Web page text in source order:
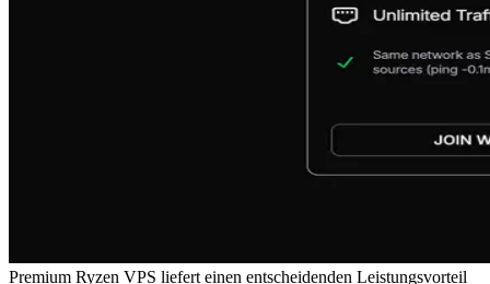
Premium Ryzen VPS liefert einen entscheidenden Leistungsvorteil